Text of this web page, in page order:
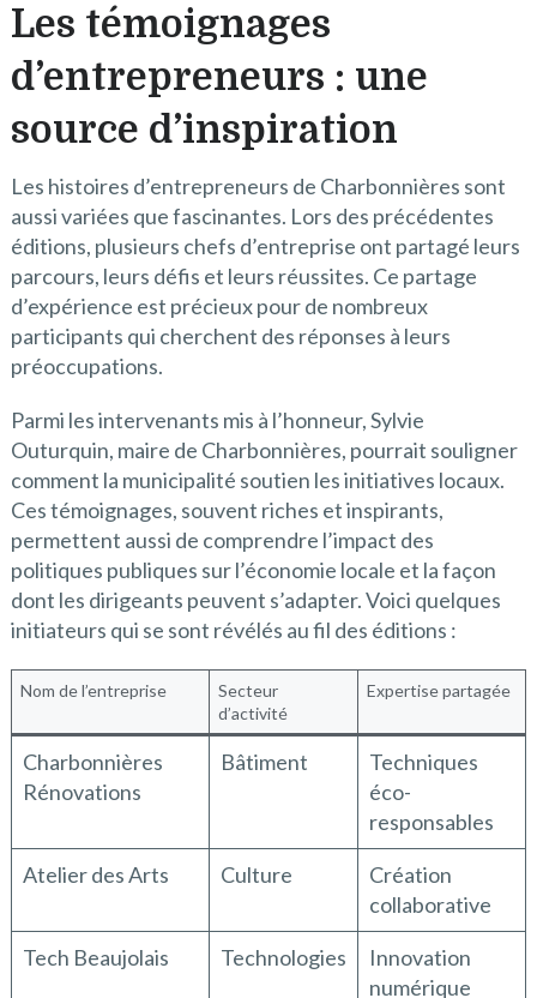
Les témoignages
d’entrepreneurs : une
source d’inspiration
Les histoires d’entrepreneurs de Charbonnières sont
aussi variées que fascinantes. Lors des précédentes
éditions, plusieurs chefs d’entreprise ont partagé leurs
parcours, leurs défis et leurs réussites. Ce partage
d’expérience est précieux pour de nombreux
participants qui cherchent des réponses à leurs
préoccupations.
Parmi les intervenants mis à l’honneur, Sylvie
Outurquin, maire de Charbonnières, pourrait souligner
comment la municipalité soutien les initiatives locaux.
Ces témoignages, souvent riches et inspirants,
permettent aussi de comprendre l’impact des
politiques publiques sur l’économie locale et la façon
dont les dirigeants peuvent s’adapter. Voici quelques
initiateurs qui se sont révélés au fil des éditions :
Nom de l’entreprise
Secteur
d’activité
Expertise partagée
Charbonnières
Rénovations
Bâtiment
Techniques
éco-
responsables
Atelier des Arts
Culture
Création
collaborative
Tech Beaujolais
Technologies
Innovation
numérique